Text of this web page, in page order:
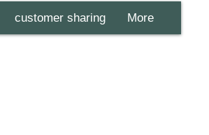
customer sharing More